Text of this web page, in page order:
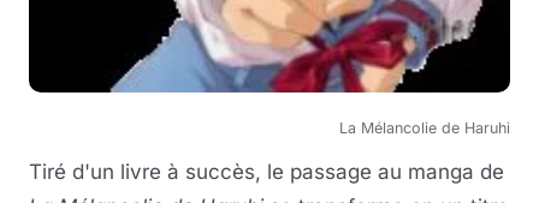
La Mélancolie de Haruhi
Tiré d'un livre à succès, le passage au manga de